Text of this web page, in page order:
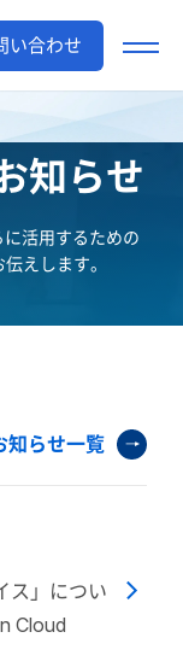
い合わせ
知らせ
活用するための
えします。
知らせ一覧
ス」につい
Cloud